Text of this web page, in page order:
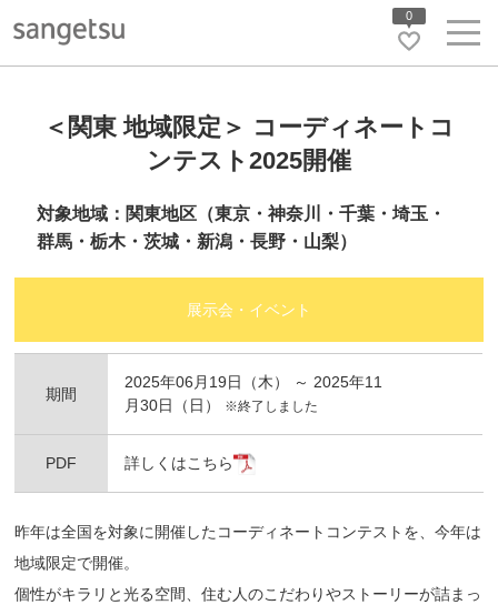
0
＜関東 地域限定＞ コーディネートコ
ンテスト2025開催
対象地域：関東地区（東京・神奈川・千葉・埼玉・
群馬・栃木・茨城・新潟・長野・山梨）
展示会・イベント
期間
2025年06月19日（木） ～ 2025年11
月30日（日）
※終了しました
PDF 詳しくはこちら
昨年は全国を対象に開催したコーディネートコンテストを、今年は
地域限定で開催。
個性がキラリと光る空間、住む人のこだわりやストーリーが詰まっ